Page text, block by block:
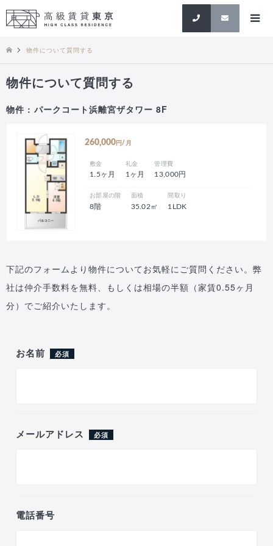
検索
物件について質問する
物件について質問する
物件 : パークコート浜離宮ザタワー 8F
260,000 円/月
敷金
1.5ヶ月
礼金
1ヶ月
管理費
13,000円
お部屋の階
8階
面積
35.02㎡
間取り
1LDK
下記のフォームより物件についてお気軽にご質問ください。弊
社は仲介手数料を無料、もしくは相場の半額（家賃0.55ヶ月
分）でご紹介いたします。
お名前 必須
メールアドレス 必須
電話番号